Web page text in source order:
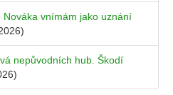
vnímám jako uznání
nepůvodních hub. Škodí